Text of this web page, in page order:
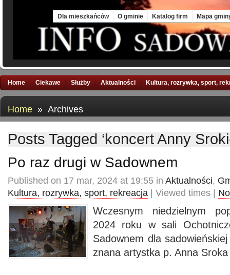
Dla mieszkańców O gminie Katalog firm Mapa
Home Ciekawe Służby Aktualności Kultura, rozrywka, sport,
Home » Archives
Posts Tagged ‘koncert Anny
Po raz drugi w Sadownem
Published on 17 mar, 2024 at 19:55 in Aktualności,
Kultura, rozrywka, sport, rekreacja | Viewed times |
Wczesnym niedzielnym
2024 roku w sali
Sadownem dla
znana artystka p. Anna